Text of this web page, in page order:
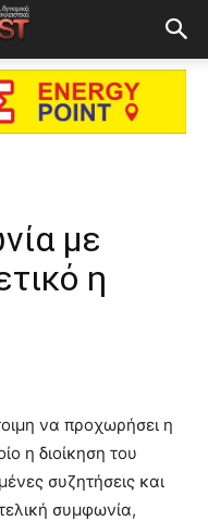
με
η
να προχωρήσει η
η διοίκηση του
συζητήσεις και
συμφωνία,